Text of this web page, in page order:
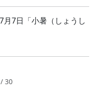
7日「小暑（しょうし
30